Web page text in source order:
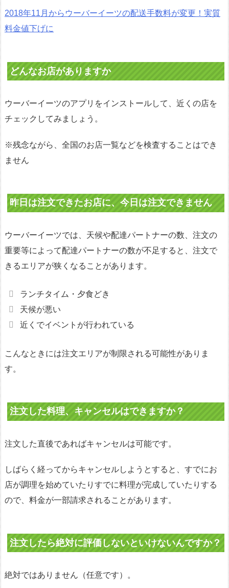
2018年11月からウーバーイーツの配送手数料が変更！実質
料金値下げに
どんなお店がありますか
ウーバーイーツのアプリをインストールして、近くの店を
チェックしてみましょう。
※残念ながら、全国のお店一覧などを検査することはでき
ません
昨日は注文できたお店に、今日は注文できません
ウーバーイーツでは、天候や配達パートナーの数、注文の
重要等によって配達パートナーの数が不足すると、注文で
きるエリアが狭くなることがあります。
ランチタイム・夕食どき
天候が悪い
近くでイベントが行われている
こんなときには注文エリアが制限される可能性がありま
す。
注文した料理、キャンセルはできますか？
注文した直後であればキャンセルは可能です。
しばらく経ってからキャンセルしようとすると、すでにお
店が調理を始めていたりすでに料理が完成していたりする
ので、料金が一部請求されることがあります。
注文したら絶対に評価しないといけないんですか？
絶対ではありません（任意です）。